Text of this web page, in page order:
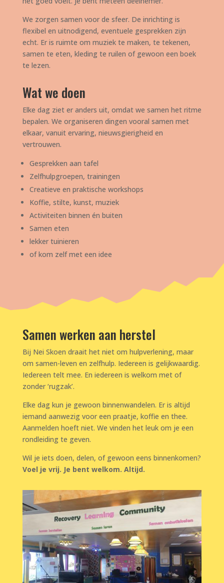
We zorgen samen voor de sfeer. De inrichting is
flexibel en uitnodigend, eventuele gesprekken zijn
echt. Er is ruimte om muziek te maken, te tekenen,
samen te eten, kleding te ruilen of gewoon een boek
te lezen.
Wat we doen
Elke dag ziet er anders uit, omdat we samen het ritme
bepalen. We organiseren dingen vooral samen met
elkaar, vanuit ervaring, nieuwsgierigheid en
vertrouwen.
Gesprekken aan tafel
Zelfhulpgroepen, trainingen
Creatieve en praktische workshops
Koffie, stilte, kunst, muziek
Activiteiten binnen én buiten
Samen eten
lekker tuinieren
of kom zelf met een idee
Samen werken aan herstel
Bij Nei Skoen draait het niet om hulpverlening, maar
om samen-leven en zelfhulp. Iedereen is gelijkwaardig.
Iedereen telt mee. En iedereen is welkom met of
zonder ‘rugzak’.
Elke dag kun je gewoon binnenwandelen. Er is altijd
iemand aanwezig voor een praatje, koffie en thee.
Aanmelden hoeft niet. We vinden het leuk om je een
rondleiding te geven.
Wil je iets doen, delen, of gewoon eens binnenkomen?
Voel je vrij. Je bent welkom. Altijd.